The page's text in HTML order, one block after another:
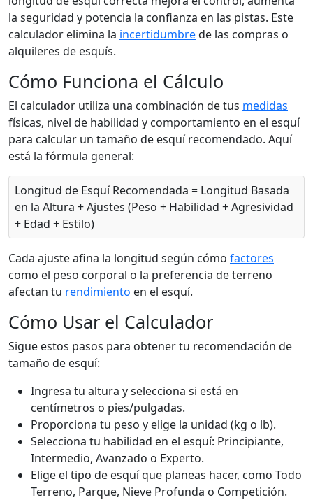
la seguridad y potencia la confianza en las pistas. Este
calculador elimina la incertidumbrede las compras o
alquileres de esquís.
Cómo Funciona el Cálculo
El calculador utiliza una combinación de tus medidas
físicas, nivel de habilidad y comportamiento en el esquí
para calcular un tamaño de esquí recomendado. Aquí
está la fórmula general:
Longitud de Esquí Recomendada = Longitud Basada
en la Altura + Ajustes (Peso + Habilidad + Agresividad
+ Edad + Estilo)
Cada ajuste afina la longitud según cómo factores
como el peso corporal o la preferencia de terreno
afectan tu rendimiento en el esquí.
Cómo Usar el Calculador
Sigue estos pasos para obtener tu recomendación de
tamaño de esquí:
Ingresa tu altura y selecciona si está en
centímetros o pies/pulgadas.
Proporciona tu peso y elige la unidad (kg o lb).
Selecciona tu habilidad en el esquí: Principiante,
Intermedio, Avanzado o Experto.
Elige el tipo de esquí que planeas hacer, como Todo
Terreno, Parque, Nieve Profunda o Competición.